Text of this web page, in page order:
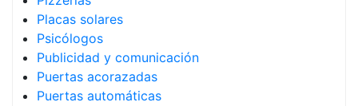
Placas solares
Psicólogos
Publicidad y comunicación
Puertas acorazadas
Puertas automáticas